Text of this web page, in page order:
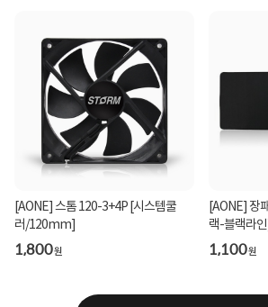
[AONE] 스톰 120-3+4P [시스템쿨
러/120mm]
1,800원
[AONE] 장
랙-블랙라인]
1,100원